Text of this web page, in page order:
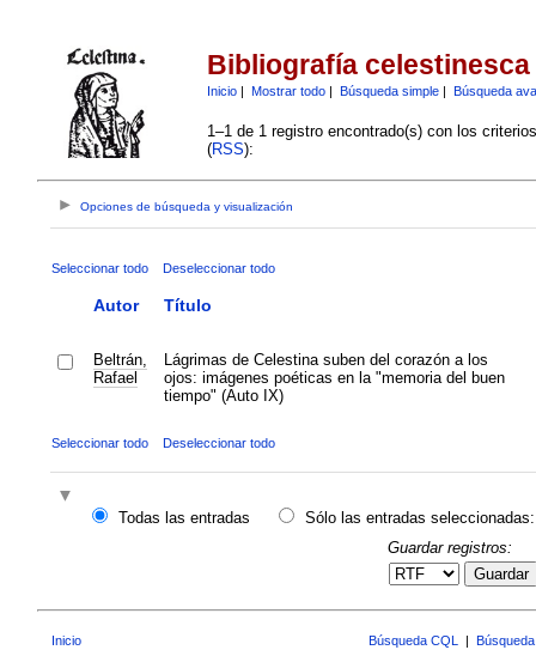
Bibliografía celestinesca
Inicio| Mostrar todo| Búsqueda simple| Búsqueda
1–1 de 1 registro encontrado(s) con los
(RSS):
Opciones de búsqueda y visualización
Seleccionar todo Deseleccionar todo
Autor Título
Beltrán,
Rafael
Lágrimas de Celestina suben del corazón a los
ojos: imágenes poéticas en la "memoria del buen
tiempo" (Auto IX)
Seleccionar todo Deseleccionar todo
Todas las entradas
Sólo las entradas seleccionadas:
Guardar registros:
Guardar
Inicio Búsqueda CQL